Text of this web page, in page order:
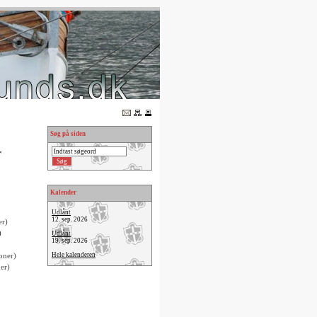
Søg på siden
Kalender
Udlånt
12. sep. 2026
Udlånt
19. sep. 2026
Hele kalenderen